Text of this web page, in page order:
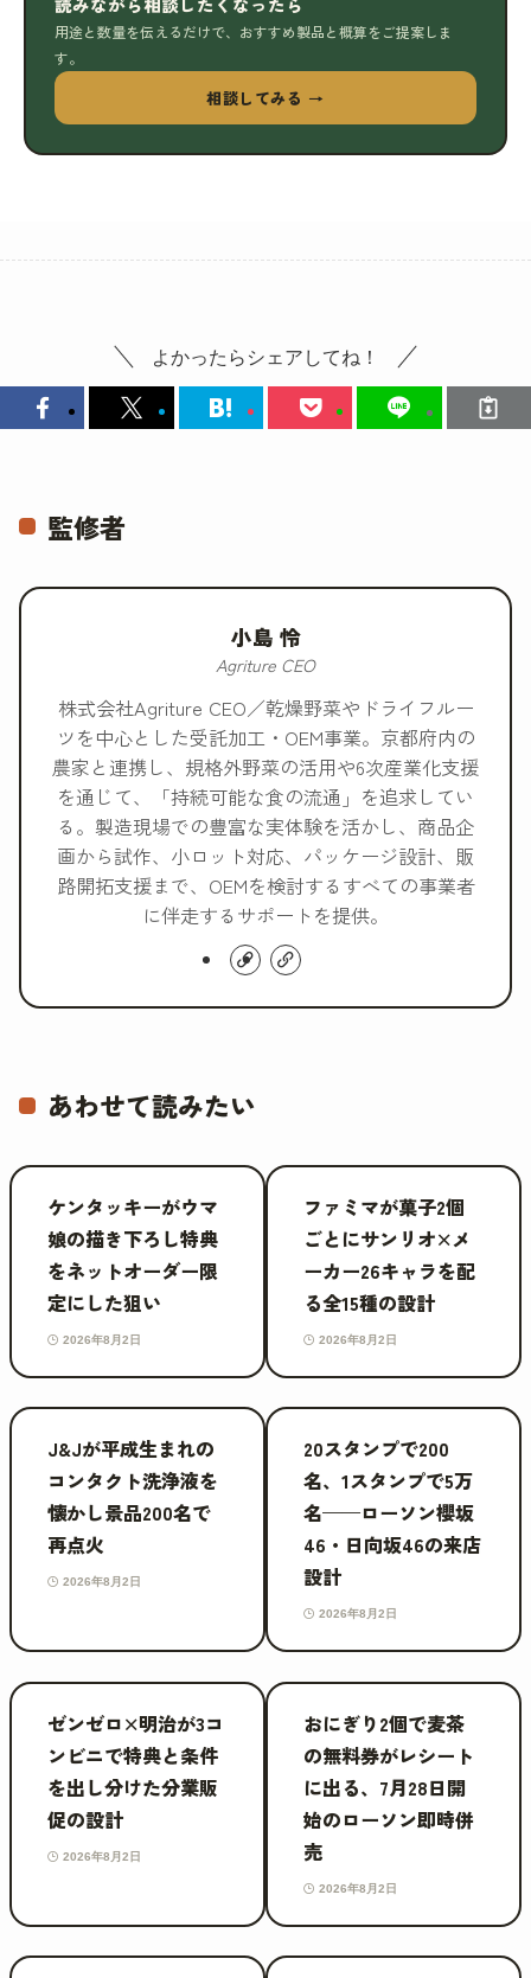
用途と数量を伝えるだけで、おすすめ製品と概算をご提案しま
す。
相談してみる →
よかったらシェアしてね！
監修者
小島 怜
Agriture CEO
株式会社Agriture CEO／乾燥野菜やドライフルー
ツを中心とした受託加工・OEM事業。京都府内の
農家と連携し、規格外野菜の活用や6次産業化支援
を通じて、「持続可能な食の流通」を追求してい
る。製造現場での豊富な実体験を活かし、商品企
画から試作、小ロット対応、パッケージ設計、販
路開拓支援まで、OEMを検討するすべての事業者
に伴走するサポートを提供。
あわせて読みたい
ケンタッキーがウマ
娘の描き下ろし特典
をネットオーダー限
定にした狙い
2026年8月2日
ファミマが菓子2個
ごとにサンリオ×メ
ーカー26キャラを配
る全15種の設計
2026年8月2日
J&Jが平成生まれの
コンタクト洗浄液を
懐かし景品200名で
再点火
2026年8月2日
20スタンプで200
名、1スタンプで5万
名——ローソン櫻坂
46・日向坂46の来店
設計
2026年8月2日
ゼンゼロ×明治が3コ
ンビニで特典と条件
を出し分けた分業販
促の設計
2026年8月2日
おにぎり2個で麦茶
の無料券がレシート
に出る、7月28日開
始のローソン即時併
売
2026年8月2日